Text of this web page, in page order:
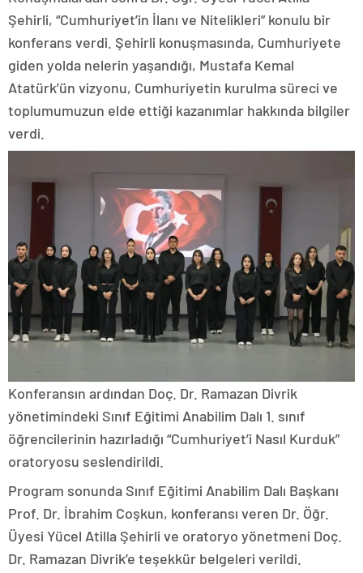
Şehirli, “Cumhuriyet’in İlanı ve Nitelikleri” konulu bir
konferans verdi. Şehirli konuşmasında, Cumhuriyete
giden yolda nelerin yaşandığı, Mustafa Kemal
Atatürk’ün vizyonu, Cumhuriyetin kurulma süreci ve
toplumumuzun elde ettiği kazanımlar hakkında bilgiler
verdi.
Konferansın ardından Doç. Dr. Ramazan Divrik
yönetimindeki Sınıf Eğitimi Anabilim Dalı 1. sınıf
öğrencilerinin hazırladığı “Cumhuriyet’i Nasıl Kurduk”
oratoryosu seslendirildi.
Program sonunda Sınıf Eğitimi Anabilim Dalı Başkanı
Prof. Dr. İbrahim Coşkun, konferansı veren Dr. Öğr.
Üyesi Yücel Atilla Şehirli ve oratoryo yönetmeni Doç.
Dr. Ramazan Divrik’e teşekkür belgeleri verildi.